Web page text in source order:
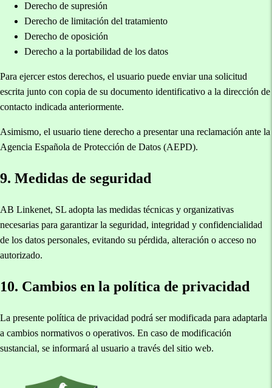
Derecho de supresión
Derecho de limitación del tratamiento
Derecho de oposición
Derecho a la portabilidad de los datos
Para ejercer estos derechos, el usuario puede enviar una solicitud
escrita junto con copia de su documento identificativo a la dirección de
contacto indicada anteriormente.
Asimismo, el usuario tiene derecho a presentar una reclamación ante la
Agencia Española de Protección de Datos (AEPD).
9. Medidas de seguridad
AB Linkenet, SL adopta las medidas técnicas y organizativas
necesarias para garantizar la seguridad, integridad y confidencialidad
de los datos personales, evitando su pérdida, alteración o acceso no
autorizado.
10. Cambios en la política de privacidad
La presente política de privacidad podrá ser modificada para adaptarla
a cambios normativos o operativos. En caso de modificación
sustancial, se informará al usuario a través del sitio web.